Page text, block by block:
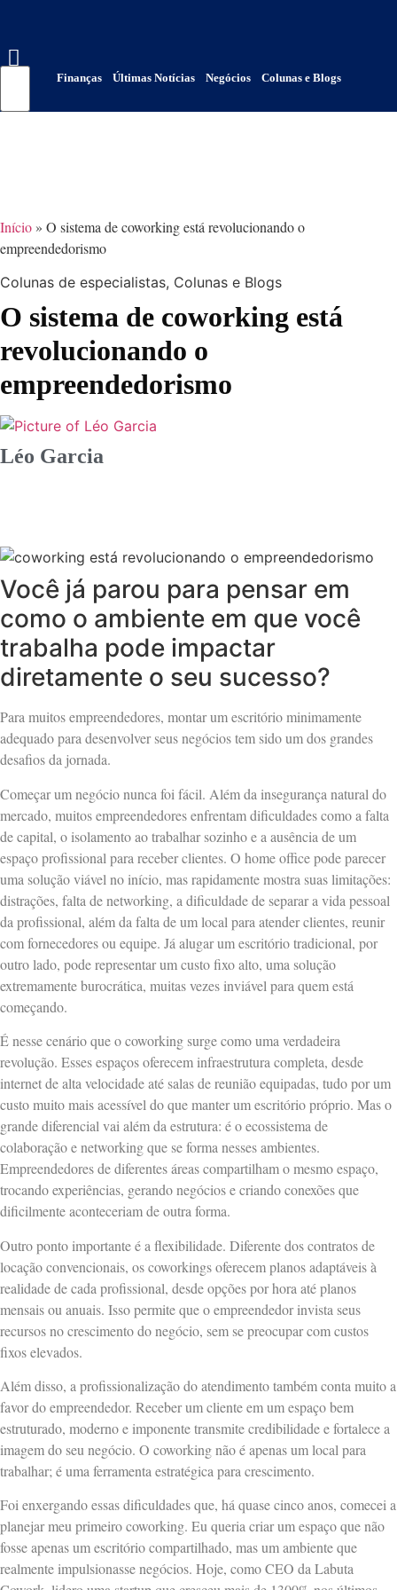
Finanças Últimas Notícias Negócios Colunas e Blogs
Início » O sistema de coworking está revolucionando o
empreendedorismo
Colunas de especialistas, Colunas e Blogs
O sistema de coworking está
revolucionando o
empreendedorismo
Léo Garcia
Você já parou para pensar em
como o ambiente em que você
trabalha pode impactar
diretamente o seu sucesso?
Para muitos empreendedores, montar um escritório minimamente
adequado para desenvolver seus negócios tem sido um dos grandes
desafios da jornada.
Começar um negócio nunca foi fácil. Além da insegurança natural do
mercado, muitos empreendedores enfrentam dificuldades como a falta
de capital, o isolamento ao trabalhar sozinho e a ausência de um
espaço profissional para receber clientes. O home office pode parecer
uma solução viável no início, mas rapidamente mostra suas limitações:
distrações, falta de networking, a dificuldade de separar a vida pessoal
da profissional, além da falta de um local para atender clientes, reunir
com fornecedores ou equipe. Já alugar um escritório tradicional, por
outro lado, pode representar um custo fixo alto, uma solução
extremamente burocrática, muitas vezes inviável para quem está
começando.
É nesse cenário que o coworking surge como uma verdadeira
revolução. Esses espaços oferecem infraestrutura completa, desde
internet de alta velocidade até salas de reunião equipadas, tudo por um
custo muito mais acessível do que manter um escritório próprio. Mas o
grande diferencial vai além da estrutura: é o ecossistema de
colaboração e networking que se forma nesses ambientes.
Empreendedores de diferentes áreas compartilham o mesmo espaço,
trocando experiências, gerando negócios e criando conexões que
dificilmente aconteceriam de outra forma.
Outro ponto importante é a flexibilidade. Diferente dos contratos de
locação convencionais, os coworkings oferecem planos adaptáveis à
realidade de cada profissional, desde opções por hora até planos
mensais ou anuais. Isso permite que o empreendedor invista seus
recursos no crescimento do negócio, sem se preocupar com custos
fixos elevados.
Além disso, a profissionalização do atendimento também conta muito a
favor do empreendedor. Receber um cliente em um espaço bem
estruturado, moderno e imponente transmite credibilidade e fortalece a
imagem do seu negócio. O coworking não é apenas um local para
trabalhar; é uma ferramenta estratégica para crescimento.
Foi enxergando essas dificuldades que, há quase cinco anos, comecei a
planejar meu primeiro coworking. Eu queria criar um espaço que não
fosse apenas um escritório compartilhado, mas um ambiente que
realmente impulsionasse negócios. Hoje, como CEO da Labuta